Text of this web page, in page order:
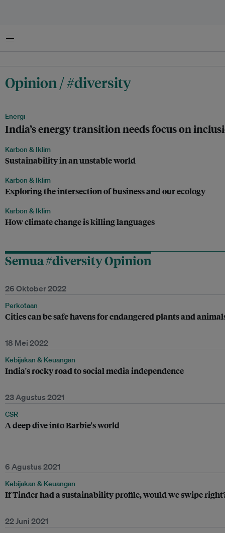
Menu
Opinion / #diversity
Energi
India’s energy transition needs focus on
Karbon & Iklim
Sustainability in an unstable world
Karbon & Iklim
Exploring the intersection of business and our ecology
Karbon & Iklim
How climate change is killing languages
Semua #diversity Opinion
26 Oktober 2022
Perkotaan
Cities can be safe havens for endangered plants and
18 Mei 2022
Kebijakan & Keuangan
India's rocky road to social media independence
23 Agustus 2021
CSR
A deep dive into Barbie's world
6 Agustus 2021
Kebijakan & Keuangan
If Tinder had a sustainability profile, would we swipe
22 Juni 2021